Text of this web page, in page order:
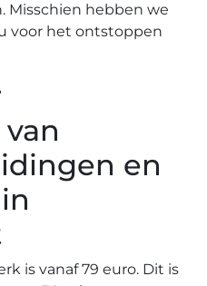
Misschien hebben we
voor het ontstoppen
en
is vanaf 79 euro. Dit is